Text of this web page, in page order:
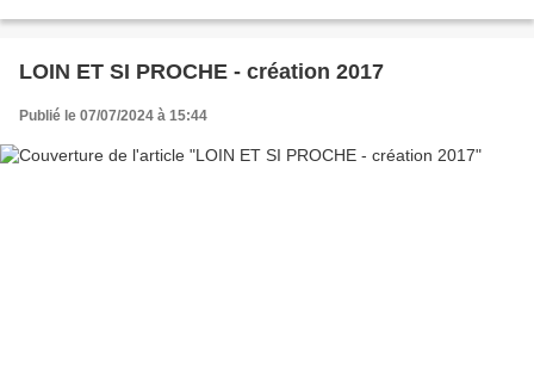
LOIN ET SI PROCHE - création 2017
Publié le 07/07/2024 à 15:44